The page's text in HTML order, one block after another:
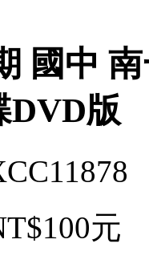
國中
DVD版
元